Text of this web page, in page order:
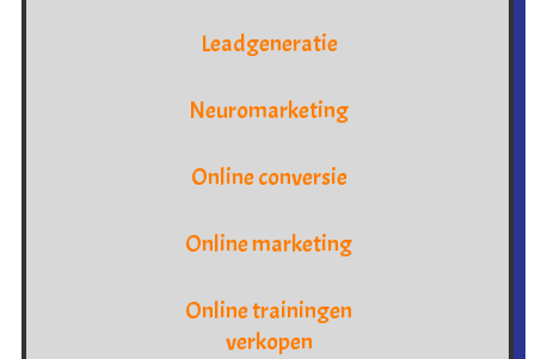
Leadgeneratie
Neuromarketing
Online conversie
Online marketing
Online trainingen
verkopen